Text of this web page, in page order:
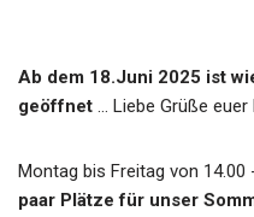
Ab dem 18.Juni 2025 ist
geöffnet … Liebe Grüße euer
Montag bis Freitag von 14.00
paar Plätze für unser